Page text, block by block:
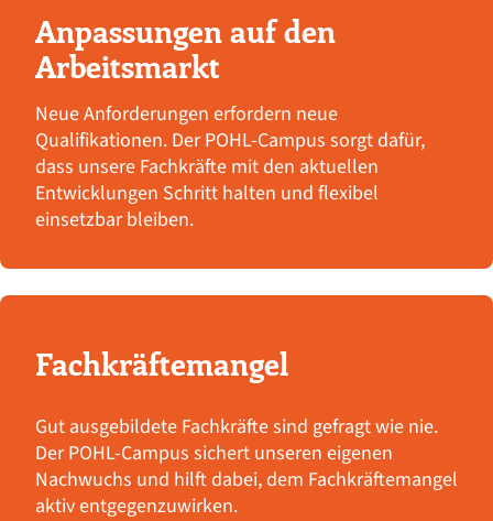
Anpassungen auf den
Arbeitsmarkt
Neue Anforderungen erfordern neue
Qualifikationen. Der POHL-Campus sorgt dafür,
dass unsere Fachkräfte mit den aktuellen
Entwicklungen Schritt halten und flexibel
einsetzbar bleiben.
Fachkräftemangel
Gut ausgebildete Fachkräfte sind gefragt wie nie.
Der POHL-Campus sichert unseren eigenen
Nachwuchs und hilft dabei, dem Fachkräftemangel
aktiv entgegenzuwirken.